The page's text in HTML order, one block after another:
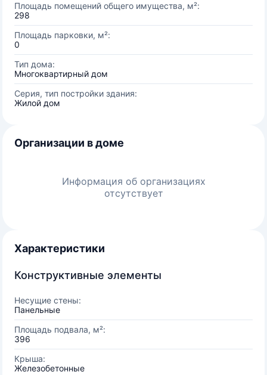
Площадь помещений общего имущества, м²:
298
Площадь парковки, м²:
0
Тип дома:
Многоквартирный дом
Серия, тип постройки здания:
Жилой дом
Организации в доме
Информация об организациях
отсутствует
Характеристики
Конструктивные элементы
Несущие стены:
Панельные
Площадь подвала, м²:
396
Крыша:
Железобетонные